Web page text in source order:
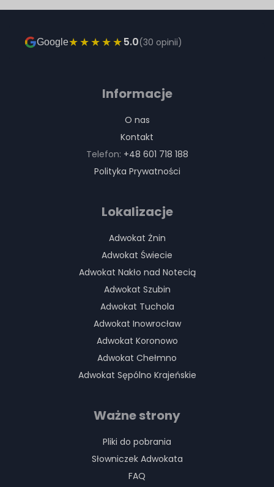
Google★★★★★5.0(30 opinii)
Informacje
O nas
Kontakt
Telefon: +48 601 718 188
Polityka Prywatności
Lokalizacje
Adwokat Żnin
Adwokat Świecie
Adwokat Nakło nad Notecią
Adwokat Szubin
Adwokat Tuchola
Adwokat Inowrocław
Adwokat Koronowo
Adwokat Chełmno
Adwokat Sępólno Krajeńskie
Ważne strony
Pliki do pobrania
Słowniczek Adwokata
FAQ